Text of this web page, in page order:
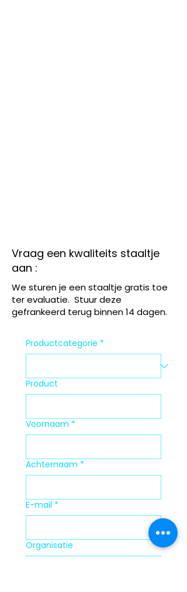
Vraag een kwaliteits staaltje
aan :
We sturen je een staaltje gratis toe
ter evaluatie. Stuur deze
gefrankeerd terug binnen 14 dagen.
Productcategorie *
Product
Voornaam *
Achternaam *
E-mail *
Organisatie